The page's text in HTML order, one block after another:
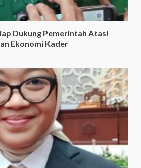
Dukung Pemerintah Atasi
Ekonomi Kader